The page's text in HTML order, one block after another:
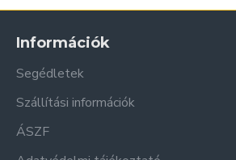
Információk
Segédletek
Szállítási információk
ÁSZF